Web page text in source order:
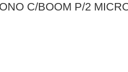
C/BOOM P/2